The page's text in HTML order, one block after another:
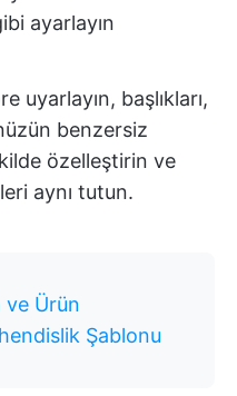
ayarlayın
uyarlayın, başlıkları,
benzersiz
özelleştirin ve
aynı tutun.
ve Ürün
Şablonu